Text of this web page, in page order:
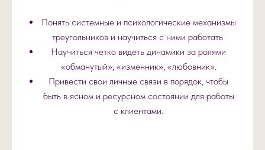
Понять системные и психологические механизмы
треугольников и научиться с ними работать
Научиться четко видеть динамики за ролями
«обманутый», «изменник», «любовник».
Привести свои личные связи в порядок, чтобы
быть в ясном и ресурсном состоянии для работы
с клиентами.